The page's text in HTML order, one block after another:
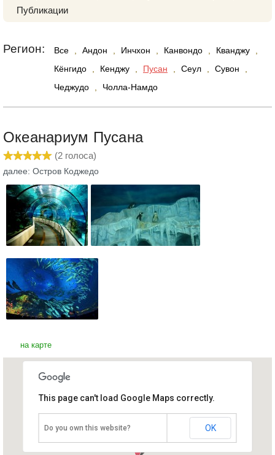
Публикации
Регион: Все Андон Инчхон Канвондо Кванджу
Кёнгидо
Кенджу Пусан Сеул Сувон
Чеджудо
Чолла-Намдо
Океанариум Пусана
(2 голоса)
далее: Остров Коджедо
на карте
Океанариум Пусана
This page can't load Google Maps correctly.
Do you own this website? OK